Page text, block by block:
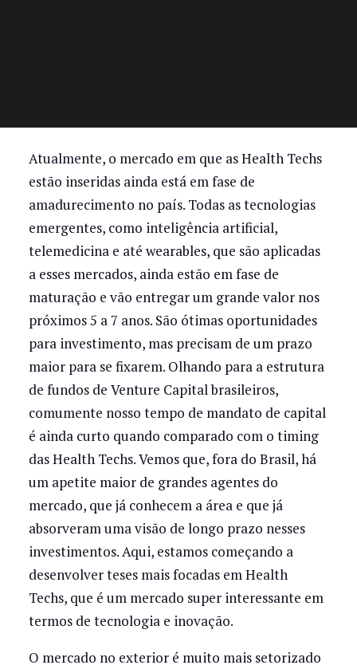
Atualmente, o mercado em que as Health Techs
estão inseridas ainda está em fase de
amadurecimento no país. Todas as tecnologias
emergentes, como inteligência artificial,
telemedicina e até wearables, que são aplicadas
a esses mercados, ainda estão em fase de
maturação e vão entregar um grande valor nos
próximos 5 a 7 anos. São ótimas oportunidades
para investimento, mas precisam de um prazo
maior para se fixarem. Olhando para a estrutura
de fundos de Venture Capital brasileiros,
comumente nosso tempo de mandato de capital
é ainda curto quando comparado com o timing
das Health Techs. Vemos que, fora do Brasil, há
um apetite maior de grandes agentes do
mercado, que já conhecem a área e que já
absorveram uma visão de longo prazo nesses
investimentos. Aqui, estamos começando a
desenvolver teses mais focadas em Health
Techs, que é um mercado super interessante em
termos de tecnologia e inovação.
O mercado no exterior é muito mais setorizado